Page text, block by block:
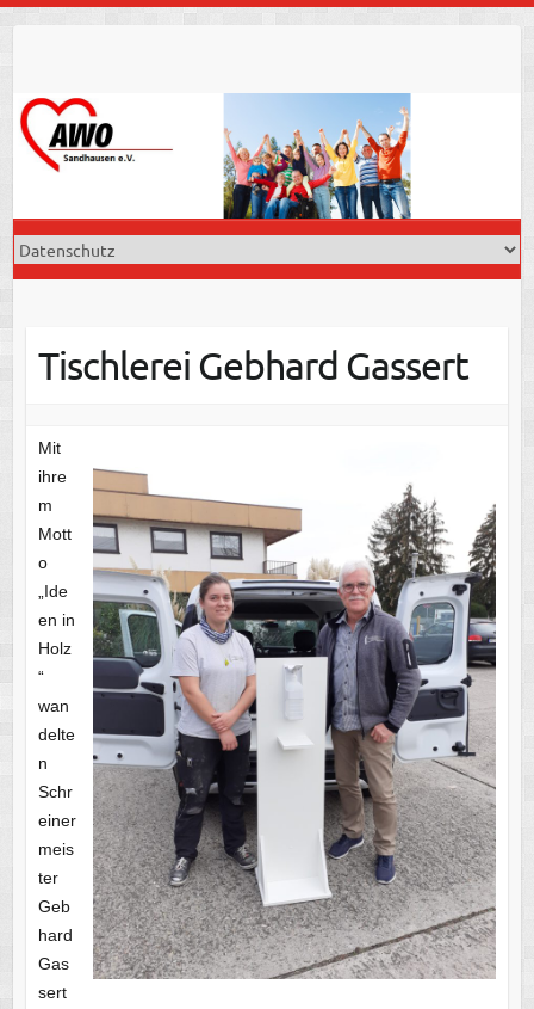
Tischlerei Gebhard Gassert
Mit
ihre
m
Mott
o
„Ide
en in
Holz
“
wan
delte
n
Schr
einer
meis
ter
Geb
hard
Gas
sert